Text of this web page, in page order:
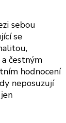
sebou
se
čestným
hodnocení
neposuzují